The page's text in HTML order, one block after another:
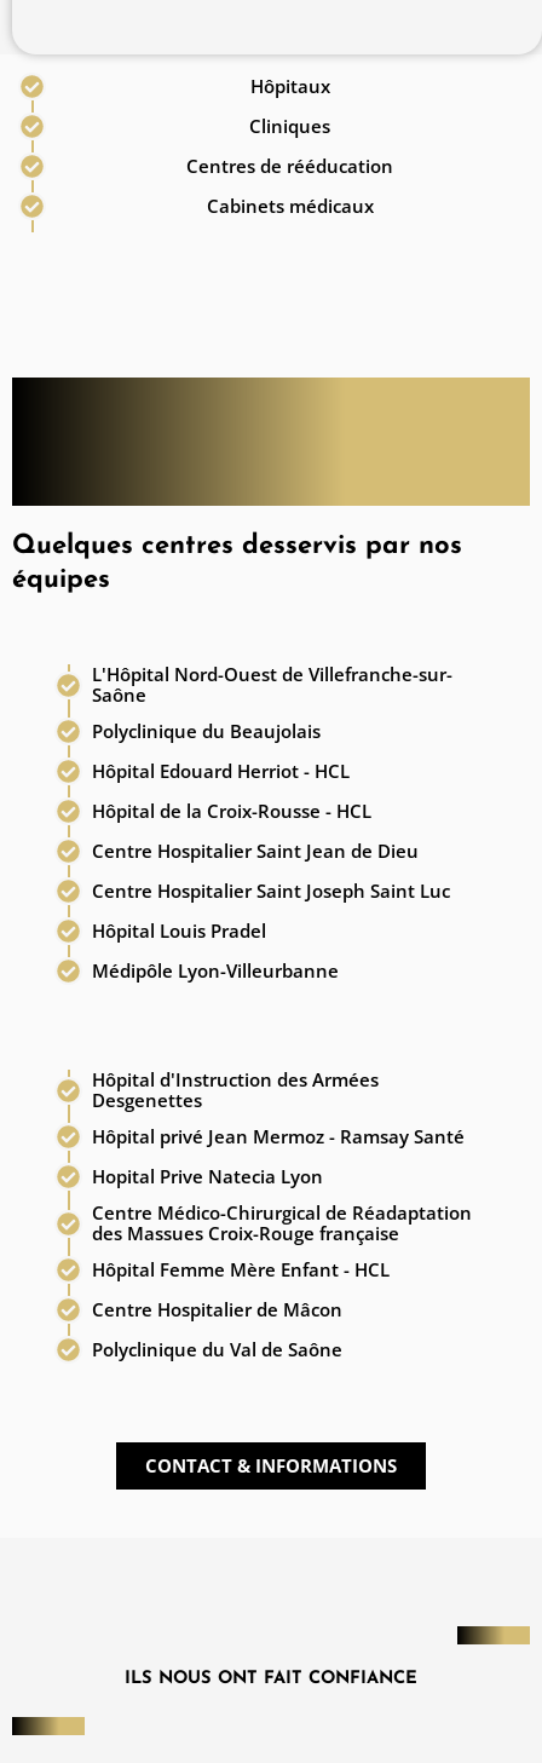
Hôpitaux
Cliniques
Centres de rééducation
Cabinets médicaux
Quelques centres desservis par nos
équipes
L'Hôpital Nord-Ouest de Villefranche-sur-
Saône
Polyclinique du Beaujolais
Hôpital Edouard Herriot - HCL
Hôpital de la Croix-Rousse - HCL
Centre Hospitalier Saint Jean de Dieu
Centre Hospitalier Saint Joseph Saint Luc
Hôpital Louis Pradel
Médipôle Lyon-Villeurbanne
Hôpital d'Instruction des Armées
Desgenettes
Hôpital privé Jean Mermoz - Ramsay Santé
Hopital Prive Natecia Lyon
Centre Médico-Chirurgical de Réadaptation
des Massues Croix-Rouge française
Hôpital Femme Mère Enfant - HCL
Centre Hospitalier de Mâcon
Polyclinique du Val de Saône
CONTACT & INFORMATIONS
ILS NOUS ONT FAIT CONFIANCE